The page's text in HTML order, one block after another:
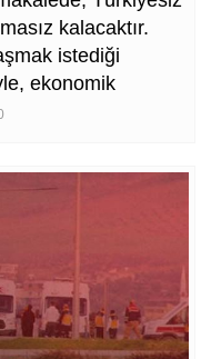
kalacaktır.
istediği
ekonomik
yer verdi.